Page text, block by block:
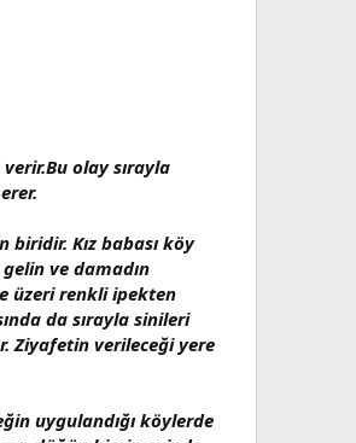
olay sırayla
Kız babası köy
ve damadın
üzeri renkli ipekten
da sırayla sinileri
Ziyafetin verileceği yere
uygulandığı köylerde